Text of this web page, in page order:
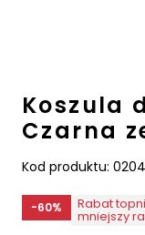
Koszula
Czarna
Kod produktu:
-60% Rabat
mniejszy